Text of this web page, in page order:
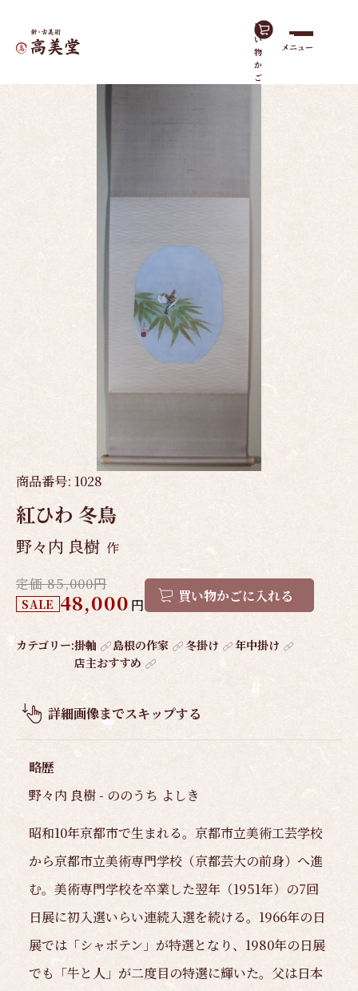
買
い
物
か
ご
メニュー
ホーム作品一覧
商品番号: 1028
紅ひわ 冬鳥
野々内 良樹 作
定価 85,000円
SALE 48,000 円
買い物かごに入れる
作
要
カテゴリー:掛軸 島根の作家 冬掛け
年中掛け
店主おすすめ
詳細画像までスキップする
略歴
野々内 良樹 - ののうち よしき
昭和10年京都市で生まれる。京都市立美術工芸学校
から京都市立美術専門学校（京都芸大の前身）へ進
む。美術専門学校を卒業した翌年（1951年）の7回
日展に初入選いらい連続入選を続ける。1966年の日
展では「シャボテン」が特選となり、1980年の日展
でも「牛と人」が二度目の特選に輝いた。父は日本